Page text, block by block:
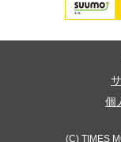
個
(C) TIMES